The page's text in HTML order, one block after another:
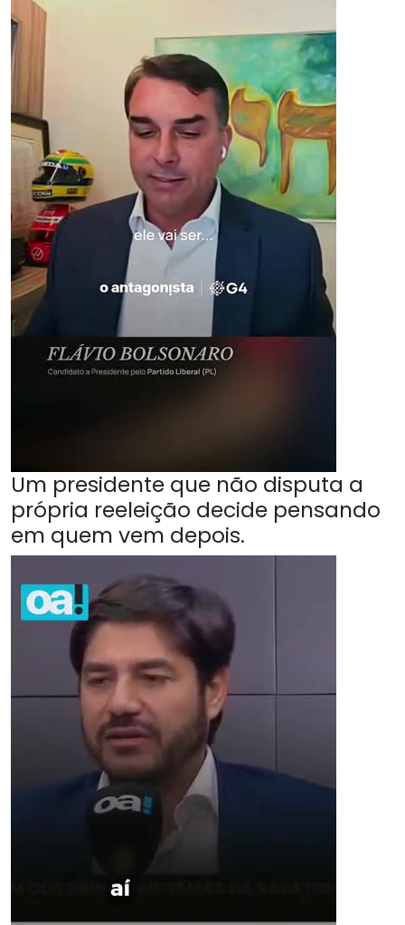
Um presidente que não disputa a
própria reeleição decide pensando
em quem vem depois.